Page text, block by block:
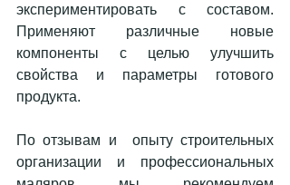
экспериментировать с составом.
Применяют различные новые
компоненты с целью улучшить
свойства и параметры готового
продукта.
По отзывам и  опыту строительных
организации и профессиональных